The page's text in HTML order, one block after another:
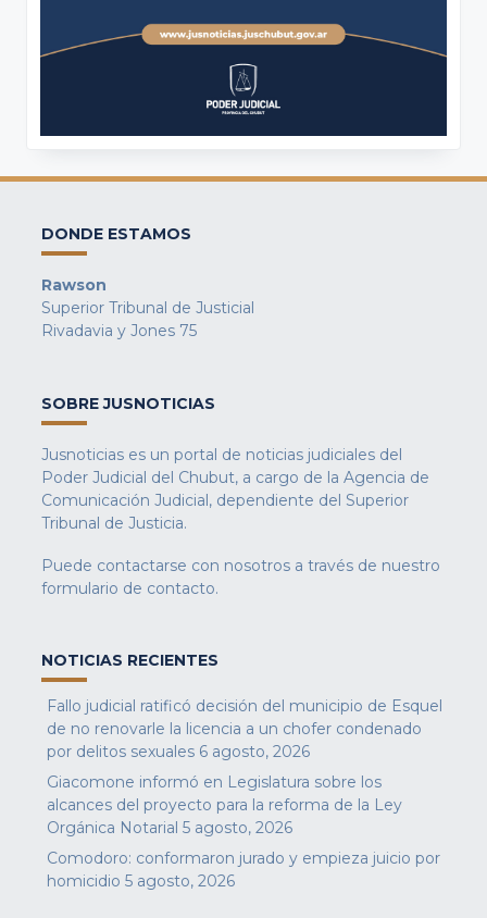
DONDE ESTAMOS
Rawson
Superior Tribunal de Justicial
Rivadavia y Jones 75
SOBRE JUSNOTICIAS
Jusnoticias es un portal de noticias judiciales del
Poder Judicial del Chubut, a cargo de la Agencia de
Comunicación Judicial, dependiente del Superior
Tribunal de Justicia.
Puede contactarse con nosotros a través de nuestro
formulario de contacto.
NOTICIAS RECIENTES
Fallo judicial ratificó decisión del municipio de Esquel
de no renovarle la licencia a un chofer condenado
por delitos sexuales 6 agosto, 2026
Giacomone informó en Legislatura sobre los
alcances del proyecto para la reforma de la Ley
Orgánica Notarial 5 agosto, 2026
Comodoro: conformaron jurado y empieza juicio por
homicidio 5 agosto, 2026